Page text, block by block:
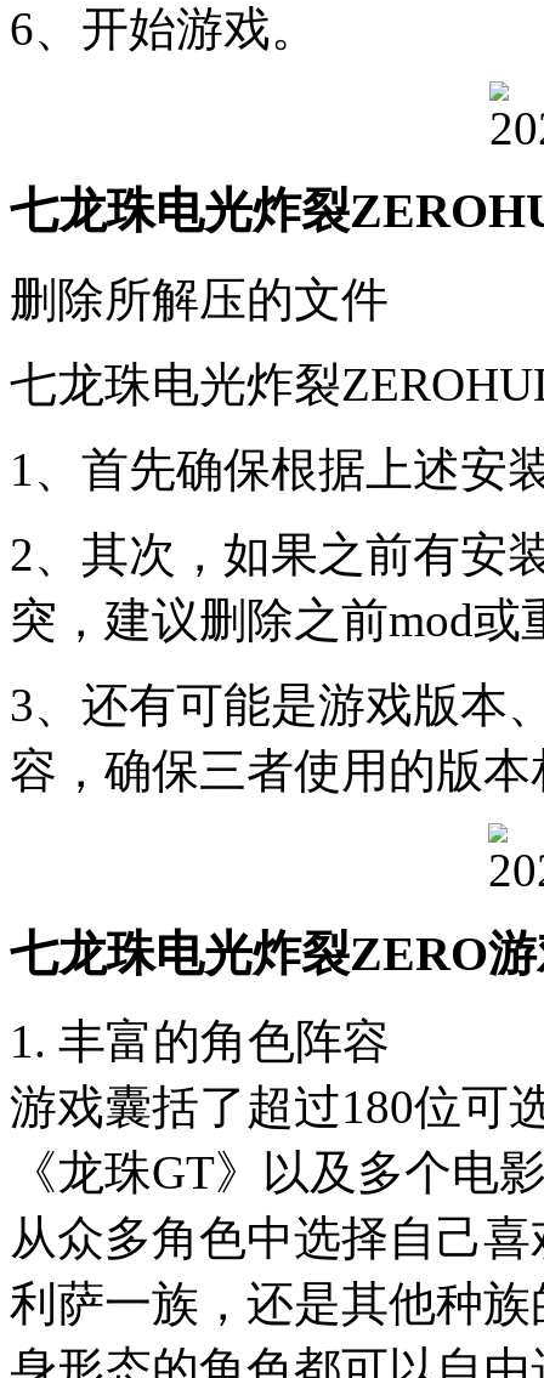
6、开始游戏。
七龙珠电光炸裂
删除所解压的文件
七龙珠电光炸裂
1、首先确保根据上述安
2、其次，如果之前有安
突，建议删除之前mod或
3、还有可能是游戏版本
容，确保三者使用的版
七龙珠电光炸裂ZERO
1. 丰富的角色阵容
游戏囊括了超过180位可
《龙珠GT》以及多个电
从众多角色中选择自己
利萨一族，还是其他种